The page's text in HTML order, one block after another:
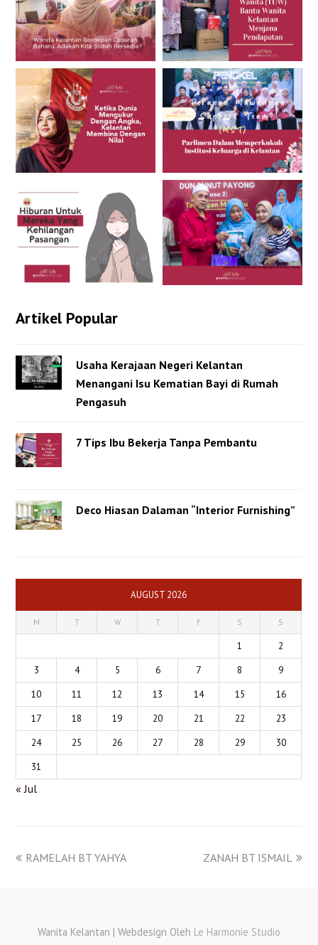
Artikel Popular
Usaha Kerajaan Negeri Kelantan
Menangani Isu Kematian Bayi di Rumah
Pengasuh
7 Tips Ibu Bekerja Tanpa Pembantu
Deco Hiasan Dalaman “Interior Furnishing”
AUGUST 2026
M T W T F S S
1
2
3
4 5 6 7 8
9
10
11 12 13 14 15
16
17
18 19 20 21 22
23
24
25 26 27 28 29
30
31
« Jul
RAMELAH BT YAHYA ZANAH BT ISMAIL
Wanita Kelantan | Webdesign Oleh Le Harmonie Studio